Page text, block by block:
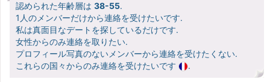
認められた年齢層は 38-55.
1人のメンバーだけから連絡を受けたいです.
私は真面目なデートを探しているだけです.
女性からのみ連絡を取りたい.
プロフィール写真のないメンバーから連絡を受けたくない.
これらの国々からのみ連絡を受けたいです
.